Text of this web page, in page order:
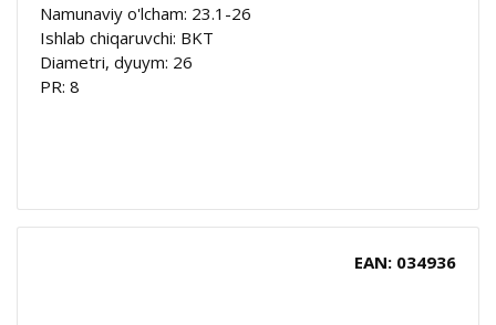
Namunaviy o'lcham: 23.1-26
Ishlab chiqaruvchi: BKT
Diametri, dyuym: 26
PR: 8
EAN: 034936